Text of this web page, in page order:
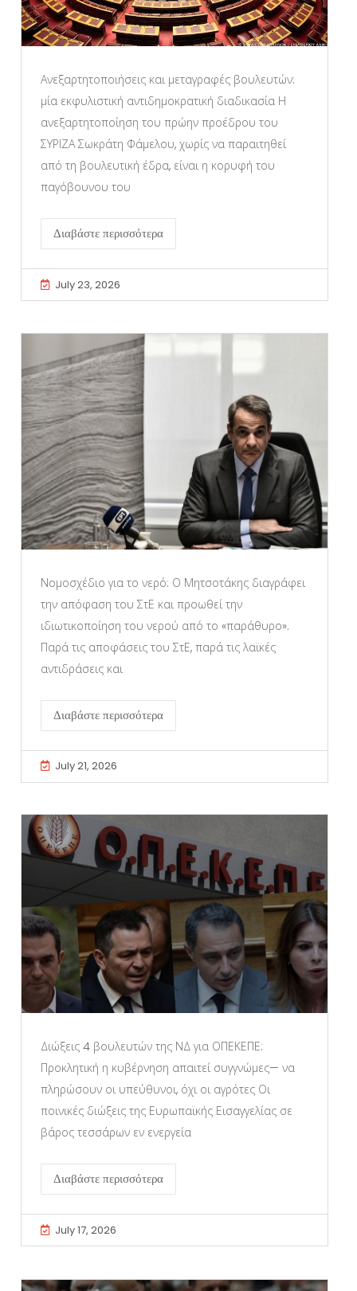
Ανεξαρτητοποιήσεις και μεταγραφές βουλευτών:
μία εκφυλιστική αντιδημοκρατική διαδικασία Η
ανεξαρτητοποίηση του πρώην προέδρου του
ΣΥΡΙΖΑ Σωκράτη Φάμελου, χωρίς να παραιτηθεί
από τη βουλευτική έδρα, είναι η κορυφή του
παγόβουνου του
Διαβάστε περισσότερα
July 23, 2026
Νομοσχέδιο για το νερό: Ο Μητσοτάκης διαγράφει
την απόφαση του ΣτΕ και προωθεί την
ιδιωτικοποίηση του νερού από το «παράθυρο».
Παρά τις αποφάσεις του ΣτΕ, παρά τις λαϊκές
αντιδράσεις και
Διαβάστε περισσότερα
July 21, 2026
Διώξεις 4 βουλευτών της ΝΔ για ΟΠΕΚΕΠΕ:
Προκλητική η κυβέρνηση απαιτεί συγγνώμες— να
πληρώσουν οι υπεύθυνοι, όχι οι αγρότες Οι
ποινικές διώξεις της Ευρωπαϊκής Εισαγγελίας σε
βάρος τεσσάρων εν ενεργεία
Διαβάστε περισσότερα
July 17, 2026